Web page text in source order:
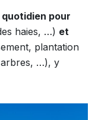
pour
haies, …) et
plantation
arbres, …), y